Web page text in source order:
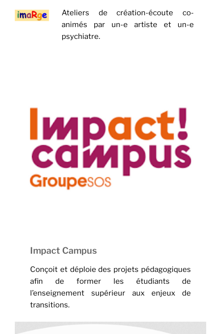
Ateliers de création-écoute co-
animés par un-e artiste et un-e
psychiatre.
Impact Campus
Conçoit et déploie des projets pédagogiques
afin de former les étudiants de
l’enseignement supérieur aux enjeux de
transitions.